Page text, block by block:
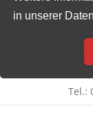
in unserer
Inhalt
Tel.: